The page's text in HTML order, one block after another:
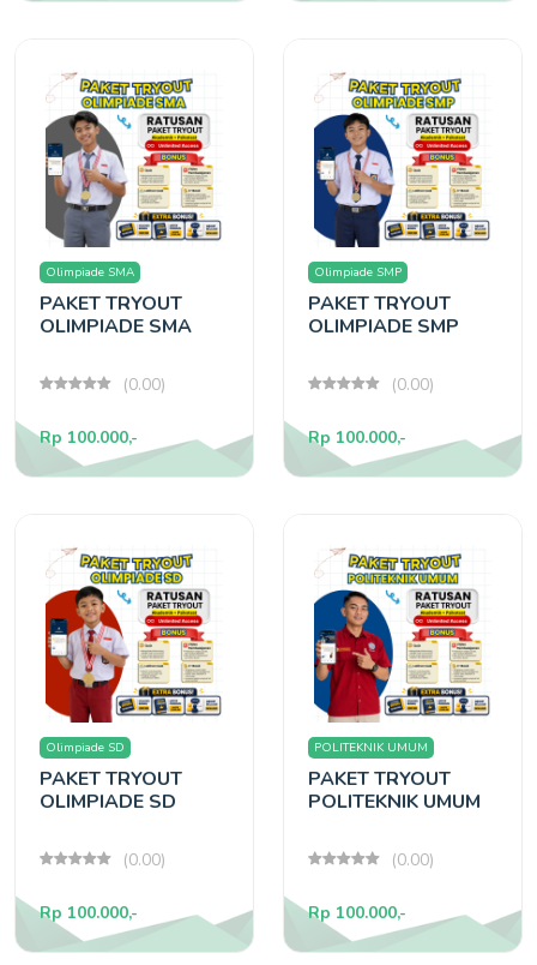
Olimpiade SMA
PAKET TRYOUT
OLIMPIADE SMA
(0.00)
Rp 100.000,-
Olimpiade SMP
PAKET TRYOUT
OLIMPIADE SMP
(0.00)
Rp 100.000,-
Olimpiade SD
PAKET TRYOUT
OLIMPIADE SD
(0.00)
Rp 100.000,-
POLITEKNIK UMUM
PAKET TRYOUT
POLITEKNIK UMUM
(0.00)
Rp 100.000,-